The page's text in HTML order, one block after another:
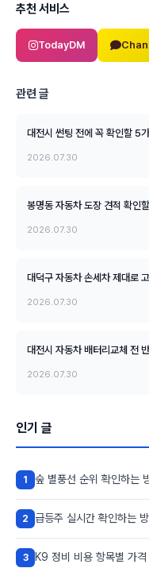
추천 서비스
TodayDM
관련 글
대전시 썬팅 전에 꼭 확인할 5
2026.07.30
봉명동 자동차 도장 견적 확인
2026.07.30
대덕구 자동차 손세차 제대로
2026.07.30
대전시 자동차 배터리교체 전
2026.07.30
인기 글
1 숲 별풍선 순위 확인하는
2 급등주 실시간 확인하는
3 K9 정비 비용 항목별 가